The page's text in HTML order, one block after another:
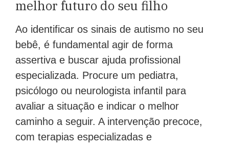
melhor futuro do seu filho
Ao identificar os sinais de autismo no seu
bebê, é fundamental agir de forma
assertiva e buscar ajuda profissional
especializada. Procure um pediatra,
psicólogo ou neurologista infantil para
avaliar a situação e indicar o melhor
caminho a seguir. A intervenção precoce,
com terapias especializadas e